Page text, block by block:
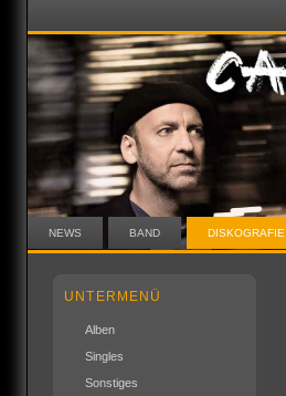
NEWS BAND DISKOGRAFIE
UNTERMENÜ
Alben
Singles
Sonstiges